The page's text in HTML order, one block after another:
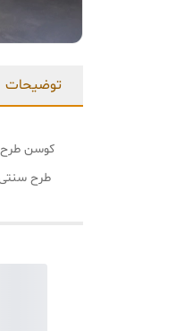
توضیحات
کوسن طرح سنتی فوق العاده
طرح